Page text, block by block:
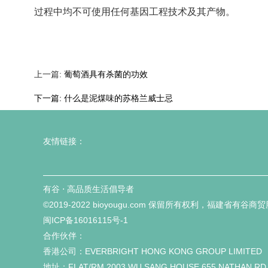
过程中均不可使用任何基因工程技术及其产物。
上一篇: 葡萄酒具有杀菌的功效
下一篇: 什么是泥煤味的苏格兰威士忌
友情链接：
有谷 ⋅ 高品质生活倡导者
©2019-2022 bioyougu.com 保留所有权利，福建省有谷商贸
闽ICP备16016115号-1
合作伙伴：
香港公司：EVERBRIGHT HONG KONG GROUP LIMITED